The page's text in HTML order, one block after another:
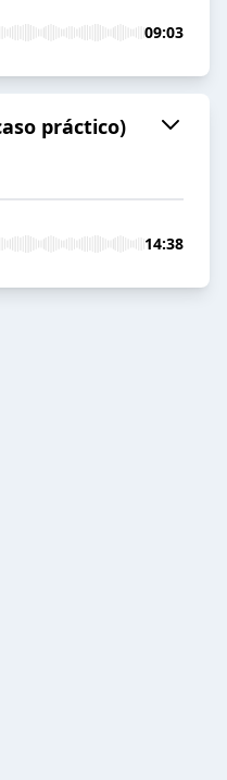
09:03
práctico)
14:38